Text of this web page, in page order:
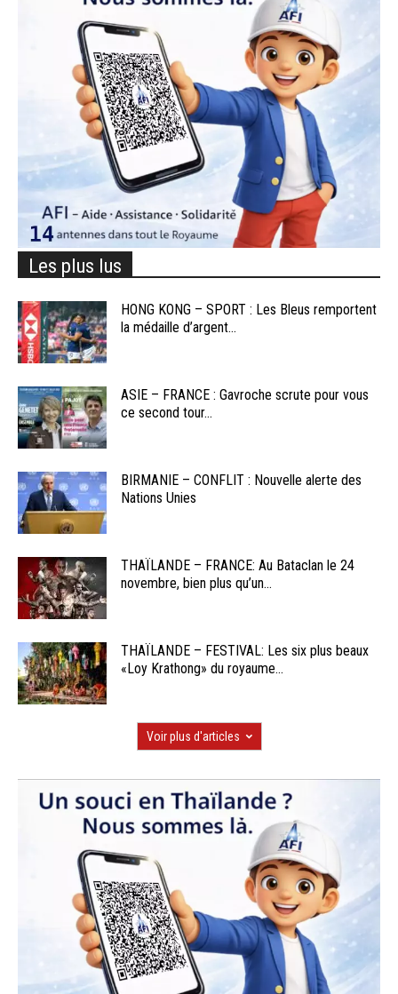
Les plus lus
HONG KONG – SPORT : Les Bleus remportent
la médaille d’argent...
ASIE – FRANCE : Gavroche scrute pour vous
ce second tour...
BIRMANIE – CONFLIT : Nouvelle alerte des
Nations Unies
THAÏLANDE – FRANCE: Au Bataclan le 24
novembre, bien plus qu’un...
THAÏLANDE – FESTIVAL: Les six plus beaux
«Loy Krathong» du royaume...
Voir plus d'articles